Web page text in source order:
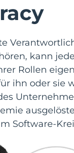
kann
Rollen
ihn oder sie
Software-